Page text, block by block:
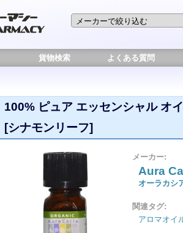
貨物検索 よくある質問
100% ピュア エッセンシャル オ
[シナモンリーフ]
メーカー:
Aura
オーラカシ
関連タグ:
アロマオイ